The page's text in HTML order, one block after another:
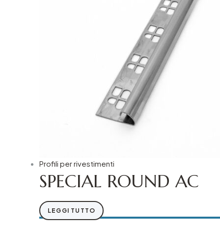
Profili per rivestimenti
SPECIAL ROUND AC
LEGGI TUTTO